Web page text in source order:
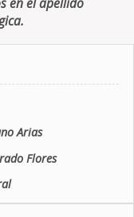
Arias
Flores